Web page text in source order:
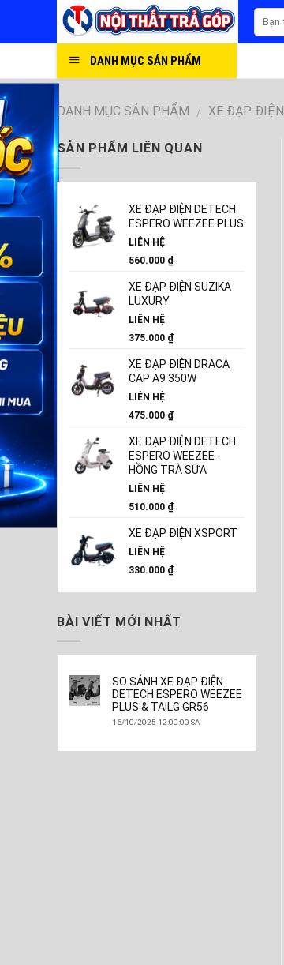
DANH MỤC SẢN PHẨM
DANH MỤC SẢN PHẨM / XE ĐẠP ĐIỆN
SẢN PHẨM LIÊN QUAN
XE ĐẠP ĐIỆN DETECH
ESPERO WEEZEE PLUS
LIÊN HỆ
560.000 ₫
XE ĐẠP ĐIỆN SUZIKA
LUXURY
LIÊN HỆ
375.000 ₫
XE ĐẠP ĐIỆN DRACA
CAP A9 350W
LIÊN HỆ
475.000 ₫
XE ĐẠP ĐIỆN DETECH
ESPERO WEEZEE -
HỒNG TRÀ SỮA
LIÊN HỆ
510.000 ₫
XE ĐẠP ĐIỆN XSPORT
LIÊN HỆ
330.000 ₫
BÀI VIẾT MỚI NHẤT
SO SÁNH XE ĐẠP ĐIỆN
DETECH ESPERO WEEZEE
PLUS & TAILG GR56
16/10/2025 12:00:00 SA